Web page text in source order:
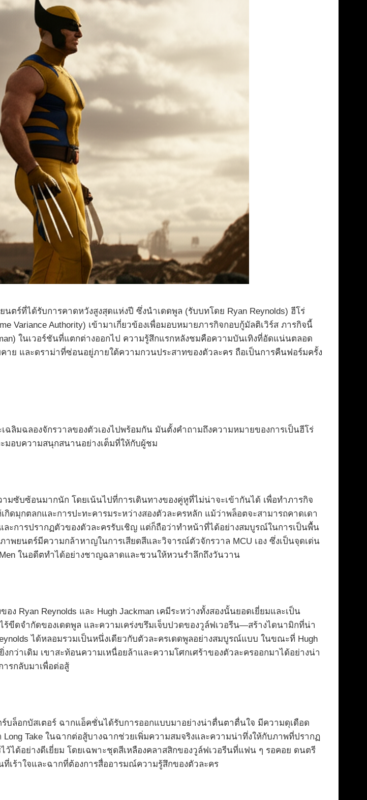
นตร์ที่ได้รับการคาดหวังสูงสุดแห่งปี ซึ่งนำเดดพูล (รับบทโดย Ryan Reynolds) ฮีโร่
Variance Authority) เข้ามาเกี่ยวข้องเพื่อมอบหมายภารกิจกอบกู้มัลติเวิร์ส ภารกิจนี้
ในเวอร์ชันที่แตกต่างออกไป ความรู้สึกแรกหลังชมคือความบันเทิงที่อัดแน่นตลอด
ย และดราม่าที่ซ่อนอยู่ภายใต้ความกวนประสาทของตัวละคร ถือเป็นการคืนฟอร์มครั้ง
ฉลิมฉลองจักรวาลของตัวเองไปพร้อมกัน มันตั้งคำถามถึงความหมายของการเป็นฮีโร่
มอบความสนุกสนานอย่างเต็มที่ให้กับผู้ชม
ามซับซ้อนมากนัก โดยเน้นไปที่การเดินทางของคู่หูที่ไม่น่าจะเข้ากันได้ เพื่อทำภารกิจ
มุกตลกและการปะทะคารมระหว่างสองตัวละครหลัก แม้ว่าพล็อตจะสามารถคาดเดา
ละการปรากฏตัวของตัวละครรับเชิญ แต่ก็ถือว่าทำหน้าที่ได้อย่างสมบูรณ์ในการเป็นพื้น
าพยนตร์มีความกล้าหาญในการเสียดสีและวิจารณ์ตัวจักรวาล MCU เอง ซึ่งเป็นจุดเด่น
ในอดีตทำได้อย่างชาญฉลาดและชวนให้หวนรำลึกถึงวันวาน
Ryan Reynolds และ Hugh Jackman เคมีระหว่างทั้งสองนั้นยอดเยี่ยมและเป็น
ดจำกัดของเดดพูล และความเคร่งขรึมเจ็บปวดของวูล์ฟเวอรีน—สร้างไดนามิกที่น่า
ได้หลอมรวมเป็นหนึ่งเดียวกับตัวละครเดดพูลอย่างสมบูรณ์แบบ ในขณะที่ Hugh
กว่าเดิม เขาสะท้อนความเหนื่อยล้าและความโศกเศร้าของตัวละครออกมาได้อย่างน่า
ารกลับมาเพื่อต่อสู้
ร์บล็อกบัสเตอร์ ฉากแอ็คชั่นได้รับการออกแบบมาอย่างน่าตื่นตาตื่นใจ มีความดุเดือด
Take ในฉากต่อสู้บางฉากช่วยเพิ่มความสมจริงและความน่าทึ่งให้กับภาพที่ปรากฏ
ได้อย่างดีเยี่ยม โดยเฉพาะชุดสีเหลืองคลาสสิกของวูล์ฟเวอรีนที่แฟน ๆ รอคอย ดนตรี
เร้าใจและฉากที่ต้องการสื่ออารมณ์ความรู้สึกของตัวละคร